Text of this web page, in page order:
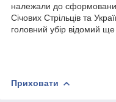
належали до
Січових Стрільців та
головний убір відомий ще
Приховати